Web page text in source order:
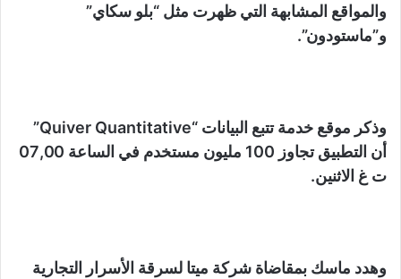
والمواقع المشابهة التي ظهرت مثل “بلو سكاي”
و”ماستودون”.
وذكر موقع خدمة تتبع البيانات “Quiver Quantitative”
أن التطبيق تجاوز 100 مليون مستخدم في الساعة 07,00
ت غ الاثنين.
وهدد ماسك بمقاضاة شركة ميتا لسرقة الأسرار التجارية